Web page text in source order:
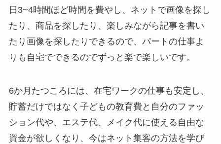
日3~4時間ほど時間を費やし、ネットで画像を探し
たり、商品を探したり、楽しみながら記事を書い
たり画像を探したりできるので、パートの仕事よ
りも自宅でできるのでずっと楽で楽しいです。
6か月たつころには、在宅ワークの仕事も安定し、
貯蓄だけではなく子どもの教育費と自分のファッ
ション代や、エステ代、メイク代に使える自由な
資金が欲しくなり、今はネット集客の方法を学び